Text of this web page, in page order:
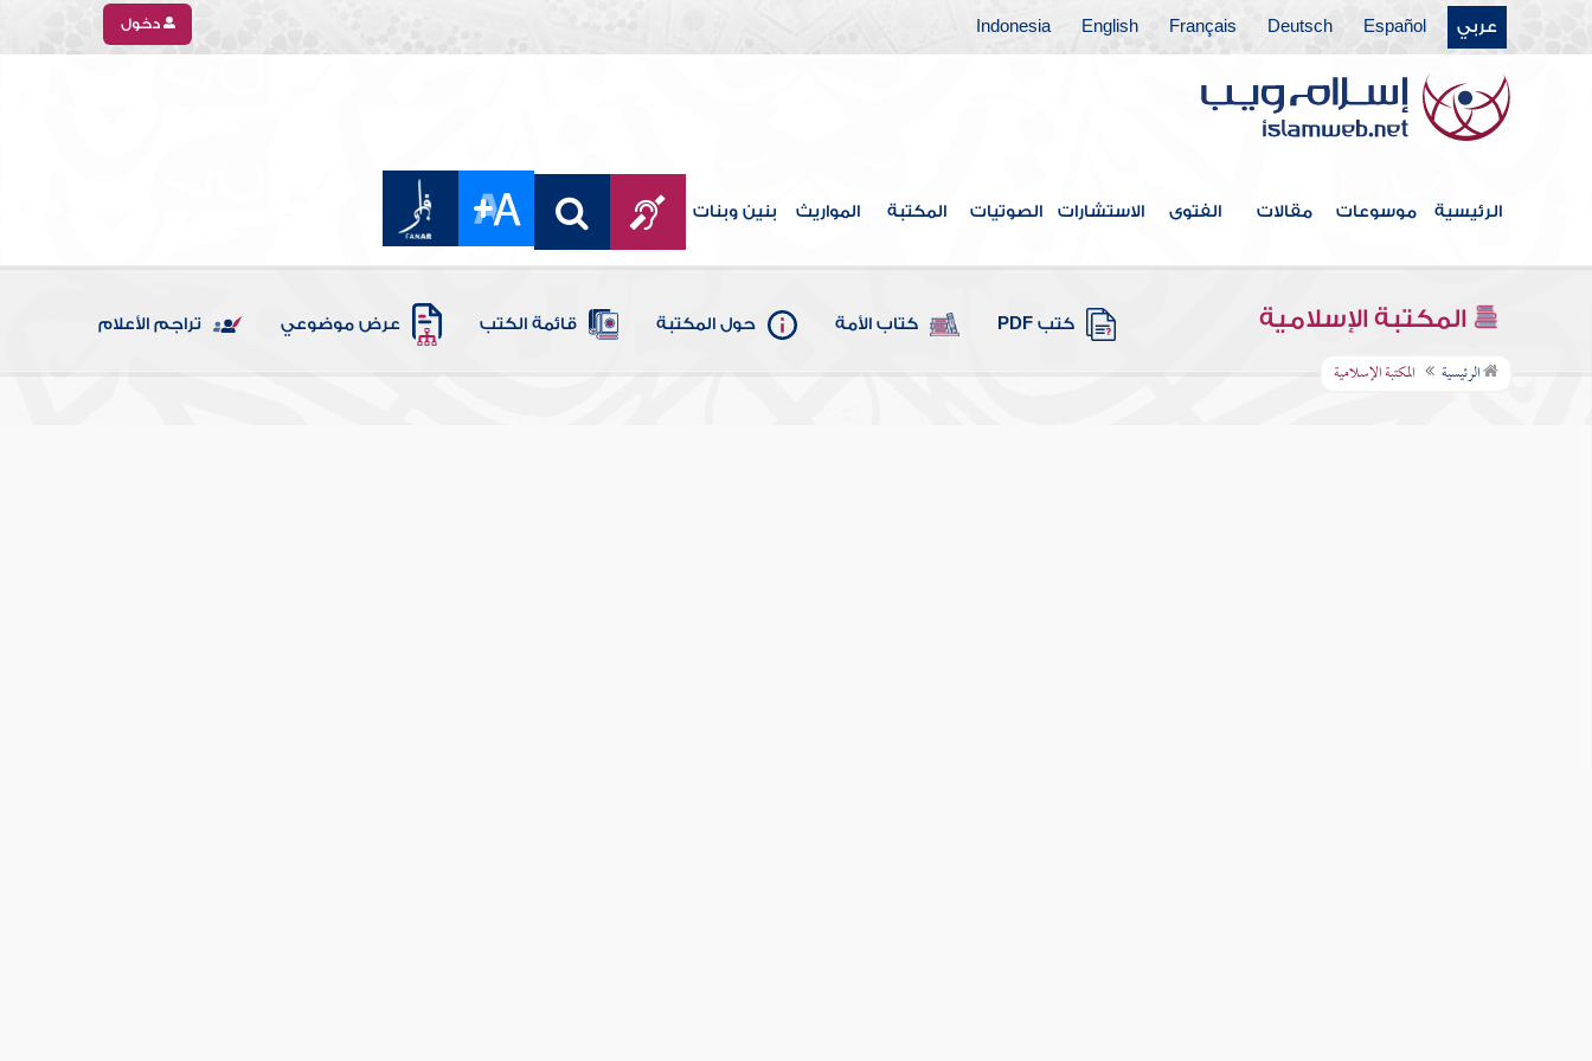
عربي Español
Deutsch
Français
English
Indonesia دخول
الرئيسية موسوعات مقالات الفتوى الاستشارات الصوتيات المكتبة المواريث بنين وبنات
المكتبة الإسلامية كتب PDF كتاب الأمة حول المكتبة قائمة الكتب عرض موضوعي تراجم الأعلام
الرئيسية المكتبة الإسلامية